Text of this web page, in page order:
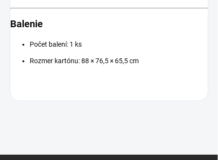
Balenie
Počet balení: 1 ks
Rozmer kartónu: 88 × 76,5 × 65,5 cm